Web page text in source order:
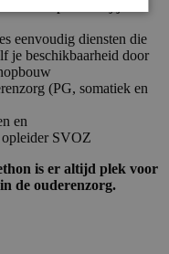
eenvoudig diensten die
je beschikbaarheid door
(PG, somatiek en
en
SVOZ
is er altijd plek voor
de ouderenzorg.